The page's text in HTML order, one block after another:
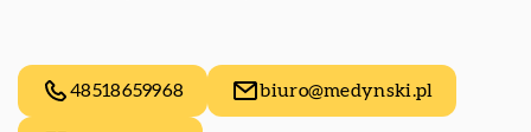
48518659968 biuro@medynski.pl